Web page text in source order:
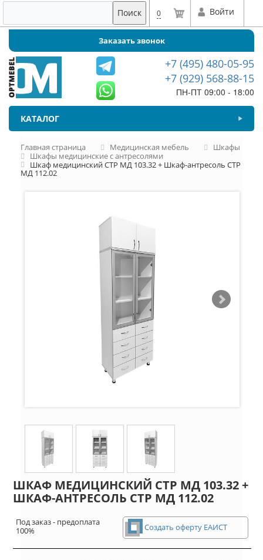
Поиск 0 Войти
Заказать звонок
+7 (495) 480-05-95
+7 (929) 568-88-15
ПН-ПТ 09:00 - 18:00
КАТАЛОГ
Главная страница Медицинская мебель
Шкафы
Шкафы медицинские с антресолями
Шкаф медицинский СТР МД 103.32 + Шкаф-антресоль СТР
МД 112.02
ШКАФ МЕДИЦИНСКИЙ СТР МД 103.32 +
ШКАФ-АНТРЕСОЛЬ СТР МД 112.02
Под заказ - предоплата
100%
Создать оферту ЕАИСТ